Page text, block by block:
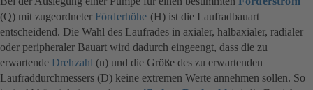
(Q) mit zugeordneter Förderhöhe (H) ist die Laufradbauart
entscheidend. Die Wahl des Laufrades in axialer, halbaxialer, radialer
oder peripheraler Bauart wird dadurch eingeengt, dass die zu
erwartende Drehzahl (n) und die Größe des zu erwartenden
Laufraddurchmessers (D) keine extremen Werte annehmen sollen. So